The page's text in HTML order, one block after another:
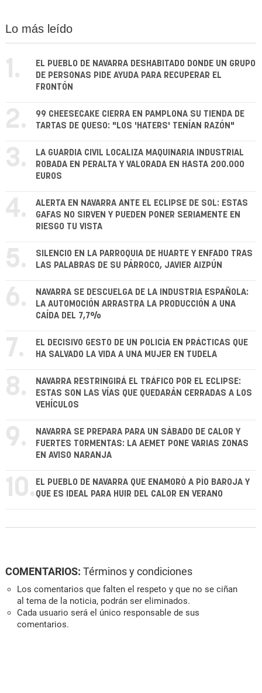
Lo más leído
1.
EL PUEBLO DE NAVARRA DESHABITADO DONDE UN GRUPO
DE PERSONAS PIDE AYUDA PARA RECUPERAR EL
FRONTÓN
2.
99 CHEESECAKE CIERRA EN PAMPLONA SU TIENDA DE
TARTAS DE QUESO: "LOS 'HATERS' TENÍAN RAZÓN"
3.
LA GUARDIA CIVIL LOCALIZA MAQUINARIA INDUSTRIAL
ROBADA EN PERALTA Y VALORADA EN HASTA 200.000
EUROS
4.
ALERTA EN NAVARRA ANTE EL ECLIPSE DE SOL: ESTAS
GAFAS NO SIRVEN Y PUEDEN PONER SERIAMENTE EN
RIESGO TU VISTA
5.
SILENCIO EN LA PARROQUIA DE HUARTE Y ENFADO TRAS
LAS PALABRAS DE SU PÁRROCO, JAVIER AIZPÚN
6.
NAVARRA SE DESCUELGA DE LA INDUSTRIA ESPAÑOLA:
LA AUTOMOCIÓN ARRASTRA LA PRODUCCIÓN A UNA
CAÍDA DEL 7,7%
7.
EL DECISIVO GESTO DE UN POLICÍA EN PRÁCTICAS QUE
HA SALVADO LA VIDA A UNA MUJER EN TUDELA
8.
NAVARRA RESTRINGIRÁ EL TRÁFICO POR EL ECLIPSE:
ESTAS SON LAS VÍAS QUE QUEDARÁN CERRADAS A LOS
VEHÍCULOS
9.
NAVARRA SE PREPARA PARA UN SÁBADO DE CALOR Y
FUERTES TORMENTAS: LA AEMET PONE VARIAS ZONAS
EN AVISO NARANJA
10. EL PUEBLO DE NAVARRA QUE ENAMORÓ A PÍO BAROJA Y
QUE ES IDEAL PARA HUIR DEL CALOR EN VERANO
COMENTARIOS: Términos y condiciones
Los comentarios que falten el respeto y que no se ciñan
al tema de la noticia, podrán ser eliminados.
Cada usuario será el único responsable de sus
comentarios.